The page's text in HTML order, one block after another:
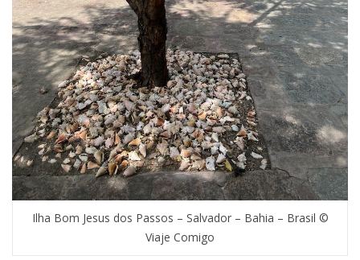
Ilha Bom Jesus dos Passos – Salvador – Bahia – Brasil ©
Viaje Comigo